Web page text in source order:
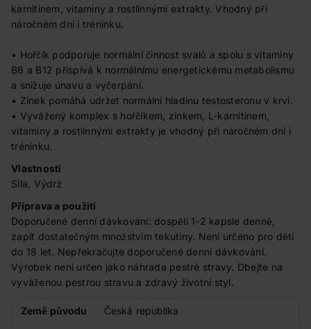
karnitinem, vitaminy a rostlinnými extrakty. Vhodný při
náročném dni i tréninku.
• Hořčík podporuje normální činnost svalů a spolu s vitaminy
B6 a B12 přispívá k normálnímu energetickému metabolismu
a snižuje únavu a vyčerpání.
• Zinek pomáhá udržet normální hladinu testosteronu v krvi.
• Vyvážený komplex s hořčíkem, zinkem, L-karnitinem,
vitaminy a rostlinnými extrakty je vhodný při náročném dni i
tréninku.
Vlastnosti
Síla, Výdrž
Příprava a použití
Doporučené denní dávkování: dospělí 1-2 kapsle denně,
zapít dostatečným množstvím tekutiny. Není určeno pro děti
do 18 let. Nepřekračujte doporučené denní dávkování.
Výrobek není určen jako náhrada pestré stravy. Dbejte na
vyváženou pestrou stravu a zdravý životní styl.
Země původu Česká republika